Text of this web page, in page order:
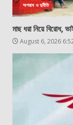
অপরাধ ও দুর্নীতি
মাছ ধরা নিয়ে বিরোধ,
August 6, 2026